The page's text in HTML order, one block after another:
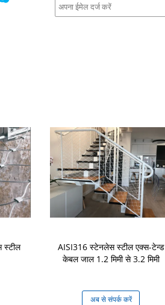
स्टील
AISI316 स्टेनलेस स्टील एक्स-टेन्ड
केबल जाल 1.2 मिमी से 3.2 मिमी
अब से संपर्क करें